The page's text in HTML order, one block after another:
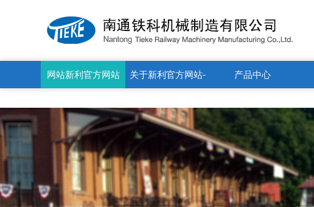
网站新利官方网站 关于新利官方网站- 产品中心